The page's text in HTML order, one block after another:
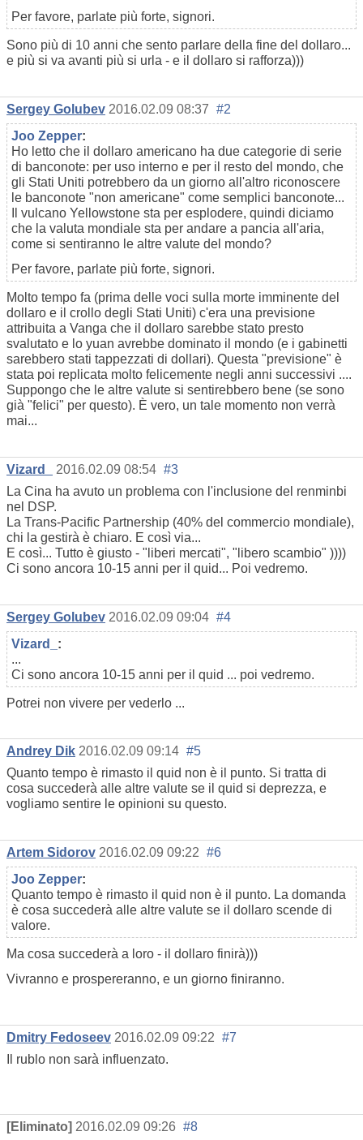
Per favore, parlate più forte, signori.
Sono più di 10 anni che sento parlare della fine del dollaro...
e più si va avanti più si urla - e il dollaro si rafforza)))
Sergey Golubev 2016.02.09 08:37 #2
Joo Zepper:
Ho letto che il dollaro americano ha due categorie di serie
di banconote: per uso interno e per il resto del mondo, che
gli Stati Uniti potrebbero da un giorno all'altro riconoscere
le banconote "non americane" come semplici banconote...
Il vulcano Yellowstone sta per esplodere, quindi diciamo
che la valuta mondiale sta per andare a pancia all'aria,
come si sentiranno le altre valute del mondo?
Per favore, parlate più forte, signori.
Molto tempo fa (prima delle voci sulla morte imminente del
dollaro e il crollo degli Stati Uniti) c'era una previsione
attribuita a Vanga che il dollaro sarebbe stato presto
svalutato e lo yuan avrebbe dominato il mondo (e i gabinetti
sarebbero stati tappezzati di dollari). Questa "previsione" è
stata poi replicata molto felicemente negli anni successivi ....
Suppongo che le altre valute si sentirebbero bene (se sono
già "felici" per questo). È vero, un tale momento non verrà
mai...
Vizard_ 2016.02.09 08:54 #3
La Cina ha avuto un problema con l'inclusione del renminbi
nel DSP.
La Trans-Pacific Partnership (40% del commercio mondiale),
chi la gestirà è chiaro. E così via...
E così... Tutto è giusto - "liberi mercati", "libero scambio" ))))
Ci sono ancora 10-15 anni per il quid... Poi vedremo.
Sergey Golubev 2016.02.09 09:04 #4
Vizard_ :
...
Ci sono ancora 10-15 anni per il quid ... poi vedremo.
Potrei non vivere per vederlo ...
Andrey Dik 2016.02.09 09:14 #5
Quanto tempo è rimasto il quid non è il punto. Si tratta di
cosa succederà alle altre valute se il quid si deprezza, e
vogliamo sentire le opinioni su questo.
Artem Sidorov 2016.02.09 09:22 #6
Joo Zepper:
Quanto tempo è rimasto il quid non è il punto. La domanda
è cosa succederà alle altre valute se il dollaro scende di
valore.
Ma cosa succederà a loro - il dollaro finirà)))
Vivranno e prospereranno, e un giorno finiranno.
Dmitry Fedoseev 2016.02.09 09:22 #7
Il rublo non sarà influenzato.
[Eliminato] 2016.02.09 09:26 #8